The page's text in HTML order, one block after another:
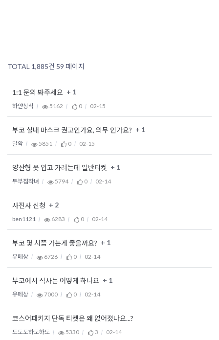
TOTAL 1,885건 59 페이지
1:1 문의 봐주세요 + 1
하얀상식 5162 0 02-15
부코 실내 마스크 권고인가요, 의무 인가요? + 1
달악 5851 0 02-15
양산형 옷 입고 가려는데 일반티켓 + 1
두부집착녀 5794 0 02-14
사진사 신청 + 2
ben1121 6283 0 02-14
부코 몇 시쯤 가는게 좋을까요? + 1
유메상 6726 0 02-14
부코에서 식사는 어떻게 하나요 + 1
유메상 7000 0 02-14
코스어패키지 단독 티켓은 왜 없어졌나요...?
도도도하도하도 5330 3 02-14